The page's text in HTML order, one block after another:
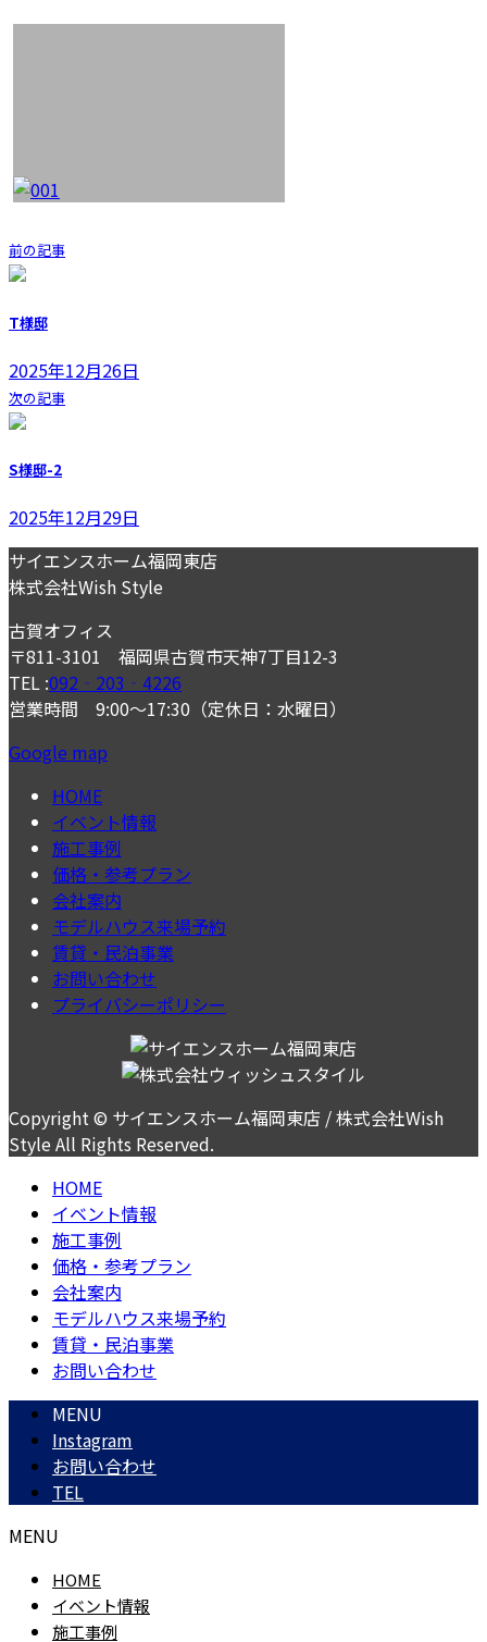
前の記事
T様邸
2025年12月26日
次の記事
S様邸-2
2025年12月29日
サイエンスホーム福岡東店
株式会社Wish Style
古賀オフィス
〒811-3101 福岡県古賀市天神7丁目12-3
TEL :092‐203‐4226
営業時間 9:00～17:30（定休日：水曜日）
Google map
HOME
イベント情報
施工事例
価格・参考プラン
会社案内
モデルハウス来場予約
賃貸・民泊事業
お問い合わせ
プライバシーポリシー
Copyright © サイエンスホーム福岡東店 / 株式会社Wish
Style All Rights Reserved.
HOME
イベント情報
施工事例
価格・参考プラン
会社案内
モデルハウス来場予約
賃貸・民泊事業
お問い合わせ
MENU
Instagram
お問い合わせ
TEL
MENU
HOME
イベント情報
施工事例